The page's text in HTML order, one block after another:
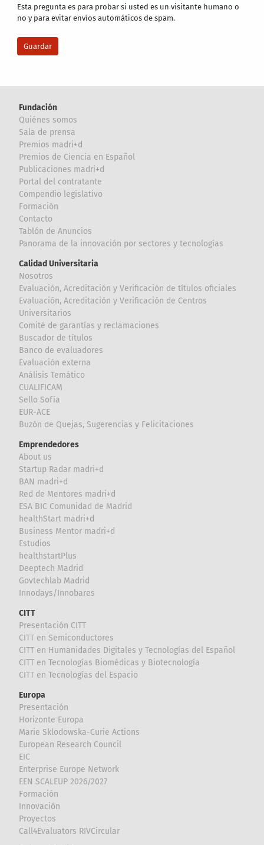
Esta pregunta es para probar si usted es un visitante humano o
no y para evitar envíos automáticos de spam.
Fundación
Quiénes somos
Sala de prensa
Premios madri+d
Premios de Ciencia en Español
Publicaciones madri+d
Portal del contratante
Compendio legislativo
Formación
Contacto
Tablón de Anuncios
Panorama de la innovación por sectores y tecnologías
Calidad Universitaria
Nosotros
Evaluación, Acreditación y Verificación de títulos oficiales
Evaluación, Acreditación y Verificación de Centros
Universitarios
Comité de garantías y reclamaciones
Buscador de títulos
Banco de evaluadores
Evaluación externa
Análisis Temático
CUALIFICAM
Sello Sofía
EUR-ACE
Buzón de Quejas, Sugerencias y Felicitaciones
Emprendedores
About us
Startup Radar madri+d
BAN madri+d
Red de Mentores madri+d
ESA BIC Comunidad de Madrid
healthStart madri+d
Business Mentor madri+d
Estudios
healthstartPlus
Deeptech Madrid
Govtechlab Madrid
Innodays/Innobares
CITT
Presentación CITT
CITT en Semiconductores
CITT en Humanidades Digitales y Tecnologías del Español
CITT en Tecnologías Biomédicas y Biotecnología
CITT en Tecnologías del Espacio
Europa
Presentación
Horizonte Europa
Marie Sklodowska-Curie Actions
European Research Council
EIC
Enterprise Europe Network
EEN SCALEUP 2026/2027
Formación
Innovación
Proyectos
Call4Evaluators RIVCircular